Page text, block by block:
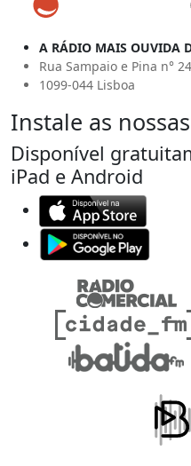
A RÁDIO MAIS OUVIDA
Rua Sampaio e Pina n°
1099-044 Lisboa
Instale as
Disponível
iPad e Android